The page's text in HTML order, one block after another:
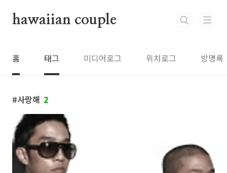
hawaiian couple
홈 태그 미디어로그 위치로그 방명록
사랑해 2